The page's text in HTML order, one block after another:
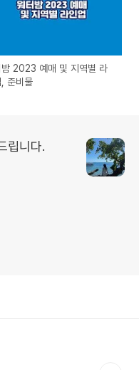
밤 2023 예매 및 지역별 라
, 준비물
립니다.